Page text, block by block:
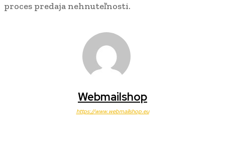
proces predaja nehnuteľnosti.
Webmailshop
https://www.webmailshop.eu